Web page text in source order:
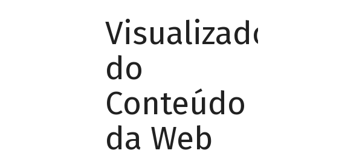
Visualizador
do
Conteúdo
da Web